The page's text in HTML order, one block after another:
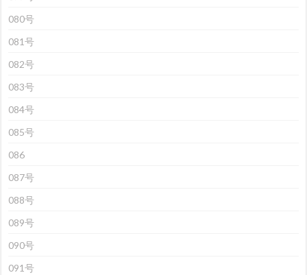
080号
081号
082号
083号
084号
085号
086
087号
088号
089号
090号
091号